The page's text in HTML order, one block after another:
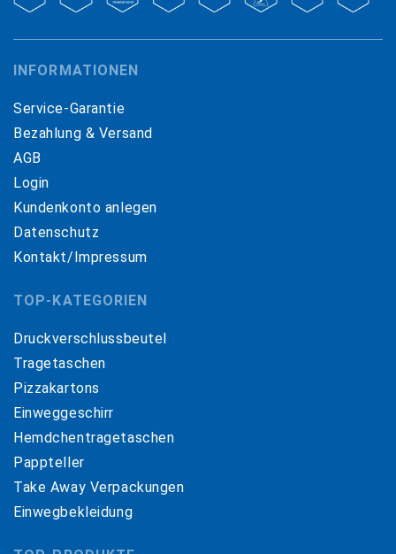
INFORMATIONEN
Service-Garantie
Bezahlung & Versand
AGB
Login
Kundenkonto anlegen
Datenschutz
Kontakt/Impressum
TOP-KATEGORIEN
Druckverschlussbeutel
Tragetaschen
Pizzakartons
Einweggeschirr
Hemdchentragetaschen
Pappteller
Take Away Verpackungen
Einwegbekleidung